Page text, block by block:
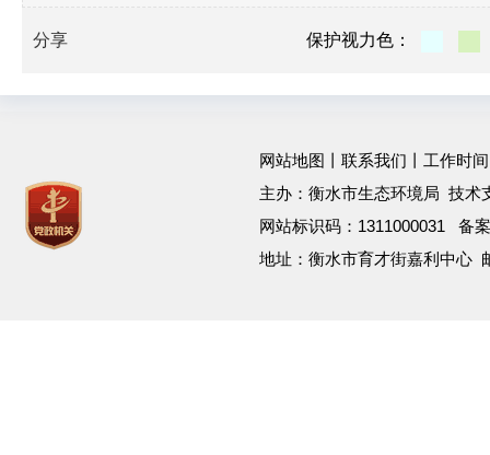
保护视力色：
分享
网站地图 联系我们 丨工作时
主办：衡水市生态环境局 技术
网站标识码：1311000031 备
地址：衡水市育才街嘉利中